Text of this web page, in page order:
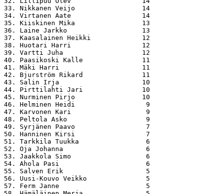
33. Nikkanen Veijo                 14
34. Virtanen Aate                  14
35. Kiiskinen Mika                 13
36. Laine Jarkko                   13
37. Kaasalainen Heikki             12
38. Huotari Harri                  12
39. Vartti Juha                    12
40. Paasikoski Kalle               11
41. Mäki Harri                     11
42. Bjurström Rikard               11
43. Salin Irja                     10
44. Pirttilahti Jari               10
45. Nurminen Pirjo                 10
46. Helminen Heidi                  9
47. Karvonen Kari                   9
48. Peltola Asko                    9
49. Syrjänen Paavo                  7
50. Hanninen Kirsi                  7
51. Tarkkila Tuukka                 6
52. Oja Johanna                     6
53. Jaakkola Simo                   6
54. Ahola Pasi                      6
55. Salven Erik                     5
56. Uusi-Kouvo Veikko               5
57. Ferm Janne                      5